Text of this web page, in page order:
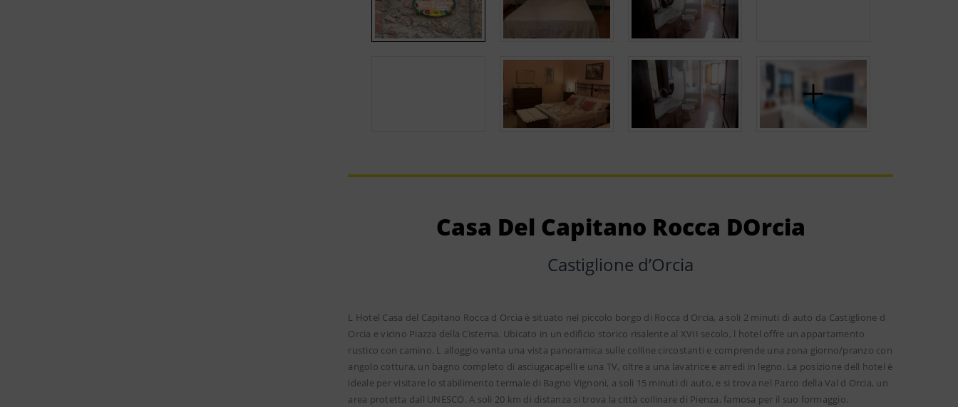
Casa Del Capitano Rocca DOrcia
Castiglione dʼOrcia
L Hotel Casa del Capitano Rocca d Orcia è situato nel piccolo borgo di Rocca d Orcia, a soli 2 minuti di auto da Castiglione d
Orcia e vicino Piazza della Cisterna. Ubicato in un edificio storico risalente al XVII secolo, l hotel offre un appartamento
rustico con camino. L alloggio vanta una vista panoramica sulle colline circostanti e comprende una zona giorno/pranzo con
angolo cottura, un bagno completo di asciugacapelli e una TV, oltre a una lavatrice e arredi in legno. La posizione dell hotel è
ideale per visitare lo stabilimento termale di Bagno Vignoni, a soli 15 minuti di auto, e si trova nel Parco della Val d Orcia, un
area protetta dall UNESCO. A soli 20 km di distanza si trova la città collinare di Pienza, famosa per il suo formaggio.